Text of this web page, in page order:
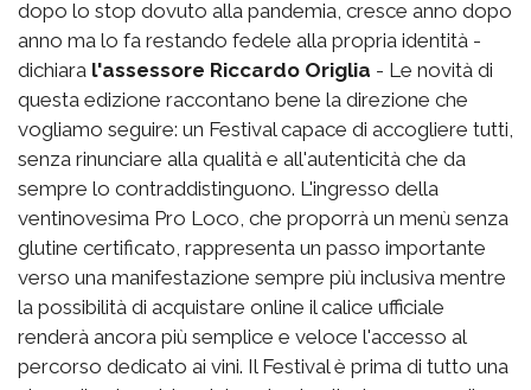
dopo lo stop dovuto alla pandemia, cresce anno dopo
anno ma lo fa restando fedele alla propria identità -
dichiara l'assessore Riccardo Origlia - Le novità di
questa edizione raccontano bene la direzione che
vogliamo seguire: un Festival capace di accogliere tutti,
senza rinunciare alla qualità e all'autenticità che da
sempre lo contraddistinguono. L'ingresso della
ventinovesima Pro Loco, che proporrà un menù senza
glutine certificato, rappresenta un passo importante
verso una manifestazione sempre più inclusiva mentre
la possibilità di acquistare online il calice ufficiale
renderà ancora più semplice e veloce l'accesso al
percorso dedicato ai vini. Il Festival è prima di tutto una